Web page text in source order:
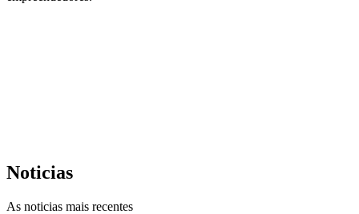
Noticias
As noticias mais recentes